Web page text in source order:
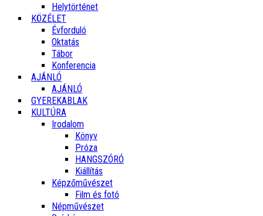
Helytörténet
KÖZÉLET
Évforduló
Oktatás
Tábor
Konferencia
AJÁNLÓ
AJÁNLÓ
GYEREKABLAK
KULTÚRA
Irodalom
Könyv
Próza
HANGSZÓRÓ
Kiállítás
Képzőművészet
Film és fotó
Népművészet